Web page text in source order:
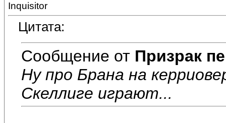
Inquisitor
Цитата:
Сообщение от Призрак
Ну про Брана на
Скеллиге играют...